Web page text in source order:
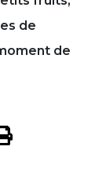
de
de